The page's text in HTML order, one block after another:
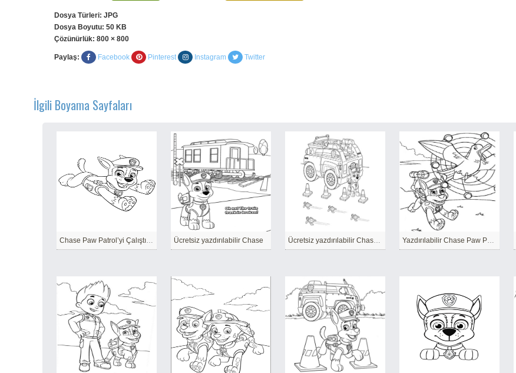
Dosya Türleri: JPG
Dosya Boyutu: 50 KB
Çözünürlük: 800 × 800
Paylaş: Facebook Pinterest Instagram Twitter
İlgili Boyama Sayfaları
Chase Paw Patrol’yi Çalıştırmak Ücretsiz yazdırılabilir Chase Ücretsiz yazdırılabilir Chase Paw Patrol Yazdırılabilir Chase Paw Patrol